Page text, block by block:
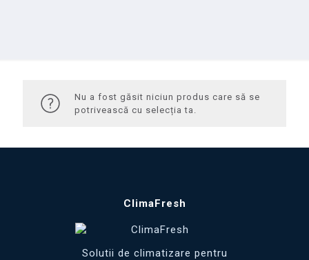
Nu a fost găsit niciun produs care să se
potrivească cu selecția ta.
ClimaFresh
Solutii de climatizare pentru